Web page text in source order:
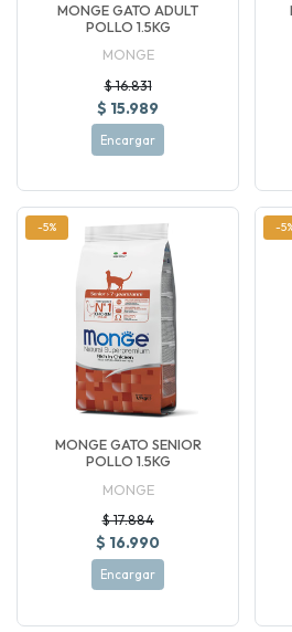
MONGE GATO ADULT
POLLO 1.5KG
MONGE
$ 16.831
$ 15.989
Encargar
-5%
MONGE GATO SENIOR
POLLO 1.5KG
MONGE
$ 17.884
$ 16.990
Encargar
-